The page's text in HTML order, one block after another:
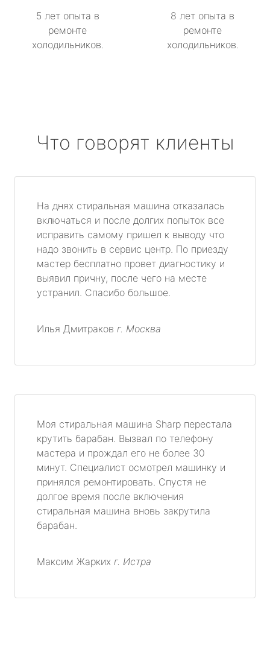
5 лет опыта в
ремонте
холодильников.
8 лет опыта в
ремонте
холодильников.
Что говорят клиенты
На днях стиральная машина отказалась
включаться и после долгих попыток все
исправить самому пришел к выводу что
надо звонить в сервис центр. По приезду
мастер бесплатно провет диагностику и
выявил причну, после чего на месте
устранил. Спасибо большое.
Илья Дмитраков г. Москва
Моя стиральная машина Sharp перестала
крутить барабан. Вызвал по телефону
мастера и прождал его не более 30
минут. Специалист осмотрел машинку и
принялся ремонтировать. Спустя не
долгое время после включения
стиральная машина вновь закрутила
барабан.
Максим Жарких г. Истра